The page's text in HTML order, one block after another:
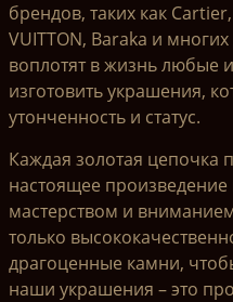
брендов, таких как
VUITTON, Baraka и
воплотят в жизнь любые
изготовить украшения,
утонченность и статус.
Каждая золотая цепочка
настоящее произведение
мастерством и
только
драгоценные камни,
наши украшения – это